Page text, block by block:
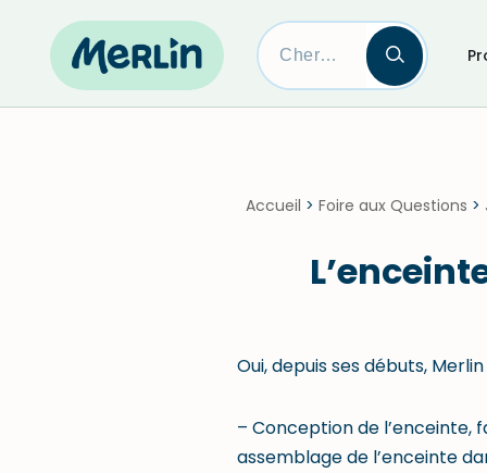
Skip
Accueil > Foire aux Questions >
Oui, depuis ses débuts,
– Conception de
assemblage de l’enceinte